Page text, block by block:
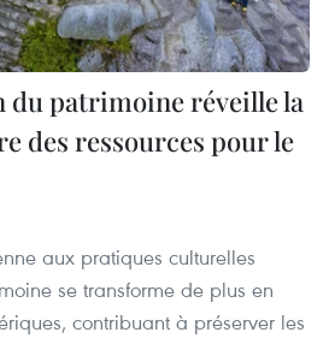
du patrimoine réveille la
des ressources pour le
aux pratiques culturelles
se transforme de plus en
contribuant à préserver les